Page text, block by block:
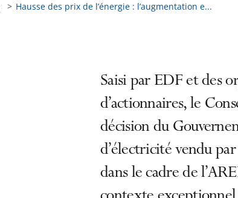
Hausse des prix de l’énergie : l’augmentation e...
Saisi par EDF et des
d’actionnaires, le
décision du
d’électricité vendu
dans le cadre de